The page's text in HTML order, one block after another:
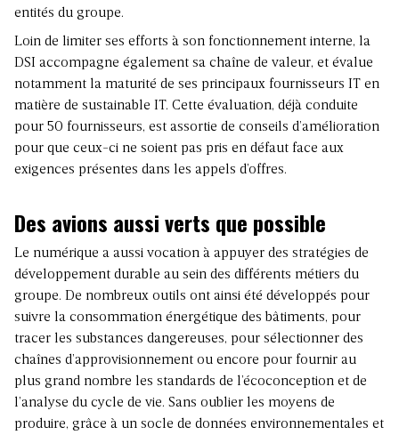
entités du groupe.
Loin de limiter ses efforts à son fonctionnement interne, la
DSI accompagne également sa chaîne de valeur, et évalue
notamment la maturité de ses principaux fournisseurs IT en
matière de sustainable IT. Cette évaluation, déjà conduite
pour 50 fournisseurs, est assortie de conseils d’amélioration
pour que ceux-ci ne soient pas pris en défaut face aux
exigences présentes dans les appels d’offres.
Des avions aussi verts que possible
Le numérique a aussi vocation à appuyer des stratégies de
développement durable au sein des différents métiers du
groupe. De nombreux outils ont ainsi été développés pour
suivre la consommation énergétique des bâtiments, pour
tracer les substances dangereuses, pour sélectionner des
chaînes d’approvisionnement ou encore pour fournir au
plus grand nombre les standards de l’écoconception et de
l’analyse du cycle de vie. Sans oublier les moyens de
produire, grâce à un socle de données environnementales et